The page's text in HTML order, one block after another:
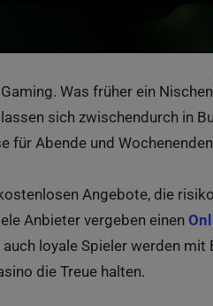
Was früher ein
sich zwischendurch in
für Abende und
Angebote, die
Anbieter vergeben einen
loyale Spieler werden
die Treue halten.